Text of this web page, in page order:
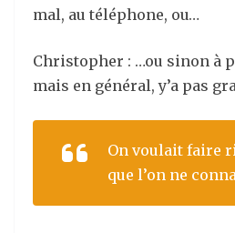
mal, au téléphone, ou…
Christopher : …ou sinon à
mais en général, y’a pas
On voulait faire
que l’on ne